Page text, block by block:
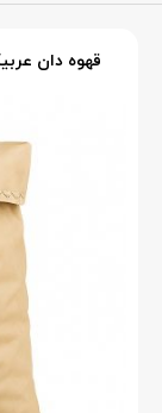
قهوه دان عربیکا سوماترا